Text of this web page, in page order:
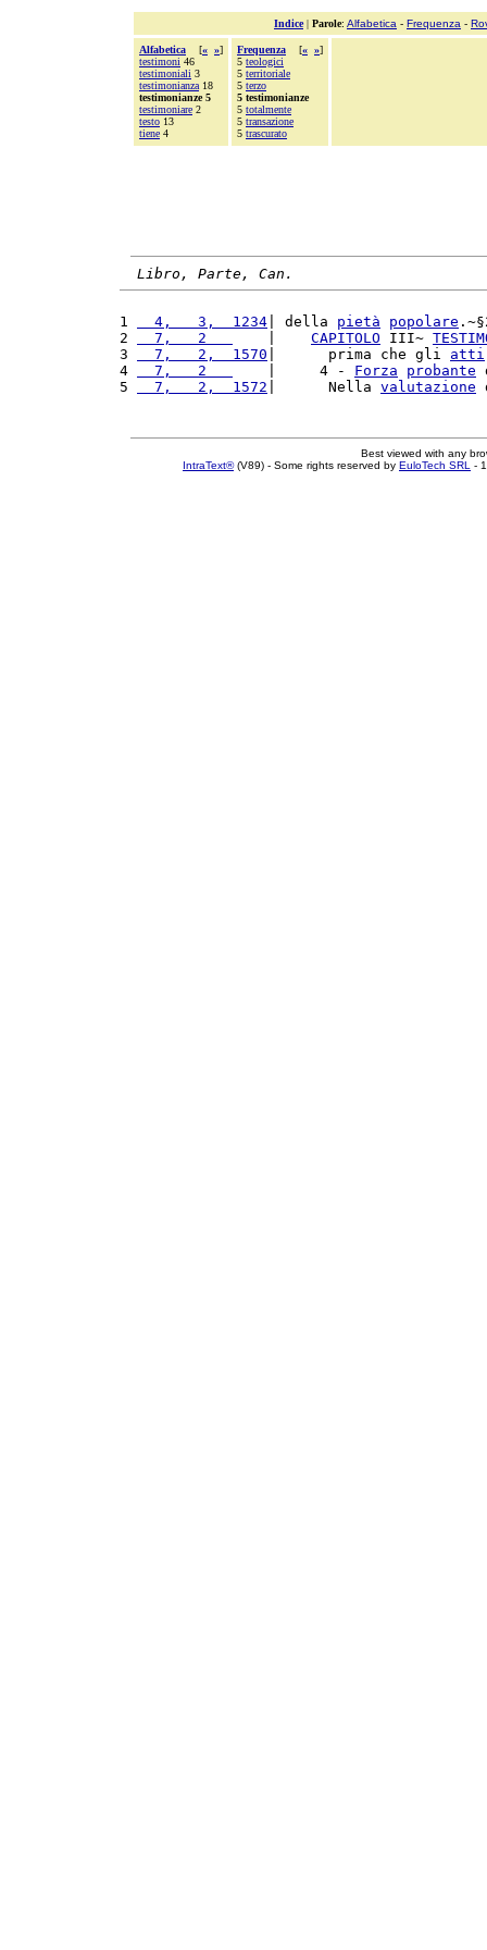
Indice| Parole: Alfabetica - Frequenza -
Alfabetica [« »]
testimoni 46
testimoniali 3
testimonianza 18
testimonianze 5
testimoniare 2
testo 13
tiene 4
Frequenza [« »]
5 teologici
5 territoriale
5 terzo
5 testimonianze
5 totalmente
5 transazione
5 trascurato
Libro, Parte, Can.
1
  4,   3,  1234
| della pietà popolare
2
  7,   2
CAPITOLO III~
3
  7,   2,  1570
|      prima che gli atti
4
  7,   2
    |     4 -
Forza probante
5
  7,   2,  1572
|      Nella valutazione
Best viewed with any
IntraText®(V89) - Some rights reserved by EuloTech SRL -